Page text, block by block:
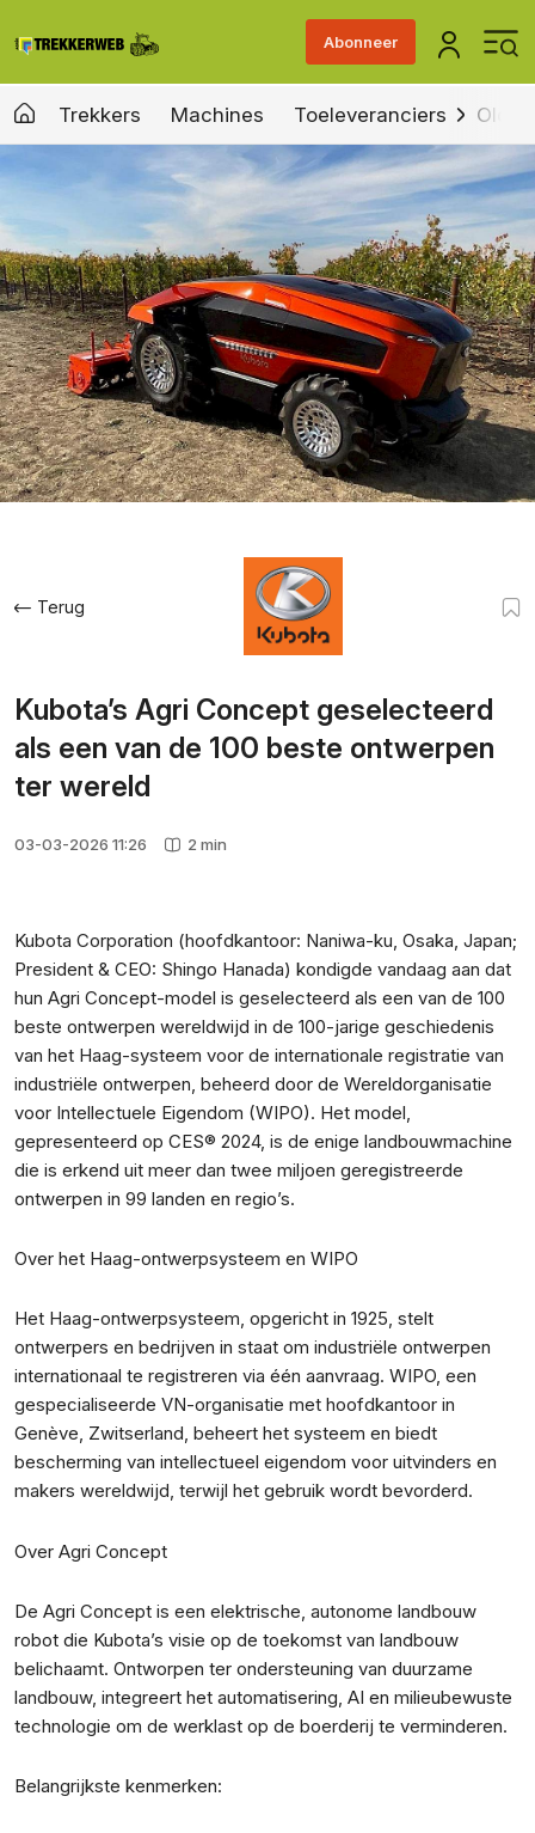
Abonneer
Trekkers Machines Toeleveranciers Old &
Terug
Kubota’s Agri Concept geselecteerd
als een van de 100 beste ontwerpen
ter wereld
03-03-2026 11:26 2 min
Kubota Corporation (hoofdkantoor: Naniwa-ku, Osaka, Japan;
President & CEO: Shingo Hanada) kondigde vandaag aan dat
hun Agri Concept-model is geselecteerd als een van de 100
beste ontwerpen wereldwijd in de 100-jarige geschiedenis
van het Haag-systeem voor de internationale registratie van
industriële ontwerpen, beheerd door de Wereldorganisatie
voor Intellectuele Eigendom (WIPO). Het model,
gepresenteerd op CES® 2024, is de enige landbouwmachine
die is erkend uit meer dan twee miljoen geregistreerde
ontwerpen in 99 landen en regio’s.
Over het Haag-ontwerpsysteem en WIPO
Het Haag-ontwerpsysteem, opgericht in 1925, stelt
ontwerpers en bedrijven in staat om industriële ontwerpen
internationaal te registreren via één aanvraag. WIPO, een
gespecialiseerde VN-organisatie met hoofdkantoor in
Genève, Zwitserland, beheert het systeem en biedt
bescherming van intellectueel eigendom voor uitvinders en
makers wereldwijd, terwijl het gebruik wordt bevorderd.
Over Agri Concept
De Agri Concept is een elektrische, autonome landbouw
robot die Kubota’s visie op de toekomst van landbouw
belichaamt. Ontworpen ter ondersteuning van duurzame
landbouw, integreert het automatisering, AI en milieubewuste
technologie om de werklast op de boerderij te verminderen.
Belangrijkste kenmerken: